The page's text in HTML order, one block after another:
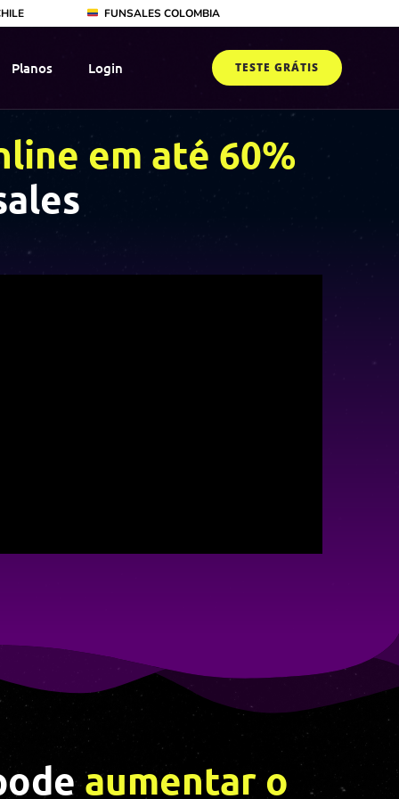
FUNSALES COLOMBIA
Planos Login TESTE GRÁTIS
em até 60%
aumentar o